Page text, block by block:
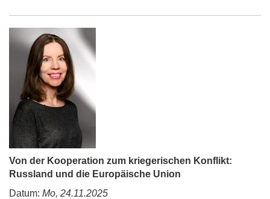
Von der Kooperation zum kriegerischen Konflikt:
Russland und die Europäische Union
Datum: Mo, 24.11.2025